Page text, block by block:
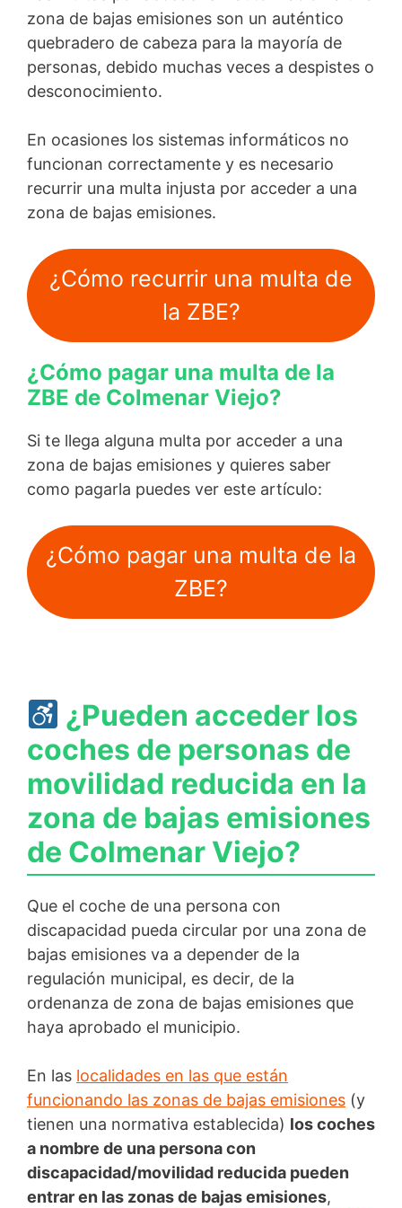
zona de bajas emisiones son un auténtico
quebradero de cabeza para la mayoría de
personas, debido muchas veces a despistes o
desconocimiento.
En ocasiones los sistemas informáticos no
funcionan correctamente y es necesario
recurrir una multa injusta por acceder a una
zona de bajas emisiones.
¿Cómo recurrir una multa de
la ZBE?
¿Cómo pagar una multa de la
ZBE de Colmenar Viejo?
Si te llega alguna multa por acceder a una
zona de bajas emisiones y quieres saber
como pagarla puedes ver este artículo:
¿Cómo pagar una multa de la
ZBE?
¿Pueden acceder los
coches de personas de
movilidad reducida en la
zona de bajas emisiones
de Colmenar Viejo?
Que el coche de una persona con
discapacidad pueda circular por una zona de
bajas emisiones va a depender de la
regulación municipal, es decir, de la
ordenanza de zona de bajas emisiones que
haya aprobado el municipio.
En las localidades en las que están
funcionando las zonas de bajas emisiones (y
tienen una normativa establecida) los coches
a nombre de una persona con
discapacidad/movilidad reducida pueden
entrar en las zonas de bajas emisiones,